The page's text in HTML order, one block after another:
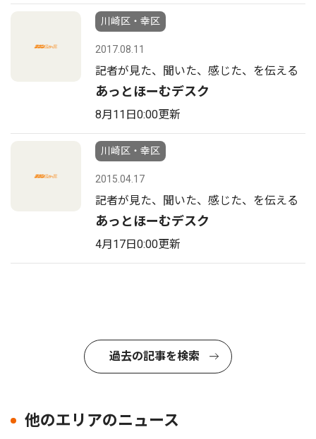
川崎区・幸区
2017.08.11
記者が見た、聞いた、感じた、を伝える
あっとほーむデスク
8月11日0:00更新
川崎区・幸区
2015.04.17
記者が見た、聞いた、感じた、を伝える
あっとほーむデスク
4月17日0:00更新
過去の記事を検索
他のエリアのニュース